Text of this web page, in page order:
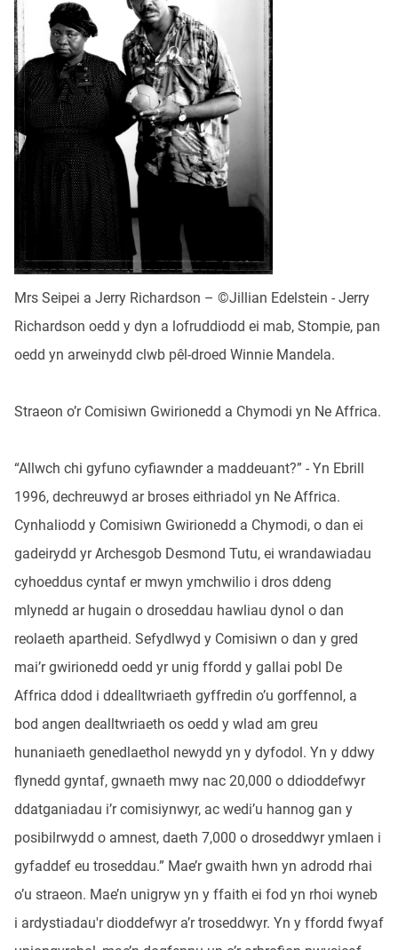
Mrs Seipei a Jerry Richardson – ©Jillian Edelstein - Jerry
Richardson oedd y dyn a lofruddiodd ei mab, Stompie, pan
oedd yn arweinydd clwb pêl-droed Winnie Mandela.
Straeon o’r Comisiwn Gwirionedd a Chymodi yn Ne Affrica.
“Allwch chi gyfuno cyfiawnder a maddeuant?” - Yn Ebrill
1996, dechreuwyd ar broses eithriadol yn Ne Affrica.
Cynhaliodd y Comisiwn Gwirionedd a Chymodi, o dan ei
gadeirydd yr Archesgob Desmond Tutu, ei wrandawiadau
cyhoeddus cyntaf er mwyn ymchwilio i dros ddeng
mlynedd ar hugain o droseddau hawliau dynol o dan
reolaeth apartheid. Sefydlwyd y Comisiwn o dan y gred
mai’r gwirionedd oedd yr unig ffordd y gallai pobl De
Affrica ddod i ddealltwriaeth gyffredin o’u gorffennol, a
bod angen dealltwriaeth os oedd y wlad am greu
hunaniaeth genedlaethol newydd yn y dyfodol. Yn y ddwy
flynedd gyntaf, gwnaeth mwy nac 20,000 o ddioddefwyr
ddatganiadau i’r comisiynwyr, ac wedi’u hannog gan y
posibilrwydd o amnest, daeth 7,000 o droseddwyr ymlaen i
gyfaddef eu troseddau.” Mae’r gwaith hwn yn adrodd rhai
o’u straeon. Mae’n unigryw yn y ffaith ei fod yn rhoi wyneb
i ardystiadau'r dioddefwyr a’r troseddwyr. Yn y ffordd fwyaf